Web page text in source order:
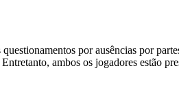
por ausências por
ambos os jogadores estão